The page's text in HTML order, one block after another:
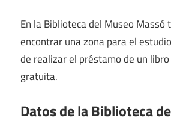
En la Biblioteca del Museo Massó
encontrar una zona para el
de realizar el préstamo de un
gratuita.
Datos de la Biblioteca